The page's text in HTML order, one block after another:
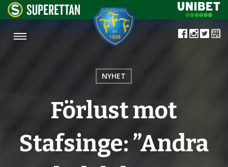
NYHET
Förlust mot
Stafsinge: ”Andra